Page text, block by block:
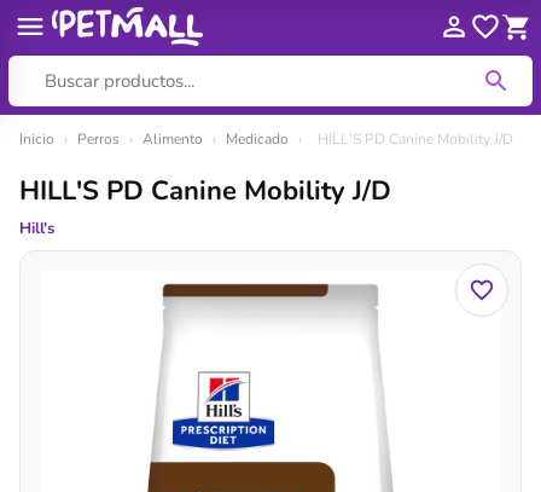
contenido
Inicio › Perros › Alimento › Medicado › HILL'S PD Canine Mobility J/D
HILL'S PD Canine Mobility J/D
Hill's